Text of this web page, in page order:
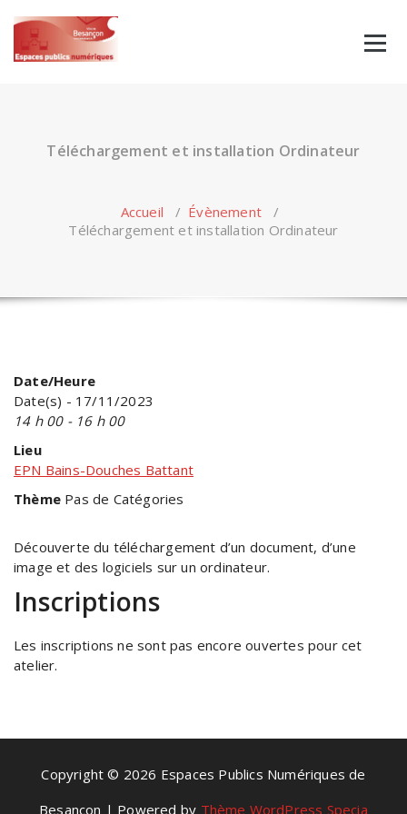
content
Téléchargement et installation Ordinateur
Accueil / Évènement /
Téléchargement et installation Ordinateur
Date/Heure
Date(s) - 17/11/2023
14 h 00 - 16 h 00
Lieu
EPN Bains-Douches Battant
Thème Pas de Catégories
Découverte du téléchargement d’un document, d’une
image et des logiciels sur un ordinateur.
Inscriptions
Les inscriptions ne sont pas encore ouvertes pour cet
atelier.
Copyright © 2026 Espaces Publics Numériques de
Besançon | Powered by Thème WordPress Specia